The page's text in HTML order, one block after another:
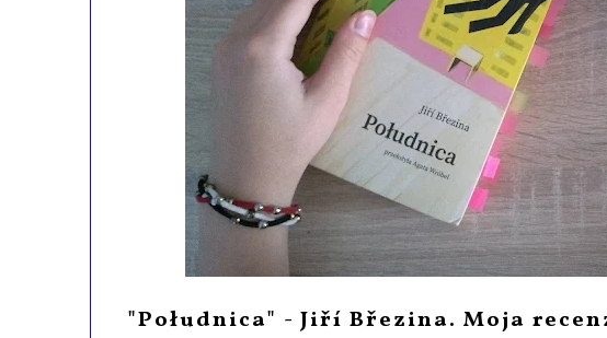
"Południca" - Jiří Březina. Moja